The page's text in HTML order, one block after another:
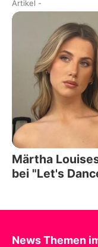
Artikel -
Märtha
bei "Let's
News Themen